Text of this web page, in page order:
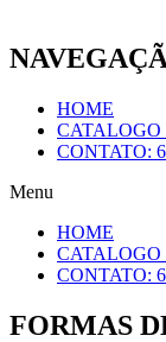
HOME
CONTATO:
Menu
HOME
CONTATO:
FORMAS